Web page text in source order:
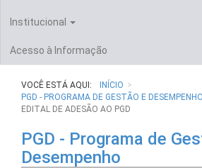
Institucional
Acesso à Informação
VOCÊ ESTÁ AQUI:
INÍCIO
PGD - PROGRAMA DE GESTÃO E DESEMPENHO
EDITAL DE ADESÃO AO PGD
PGD - Programa de
Desempenho